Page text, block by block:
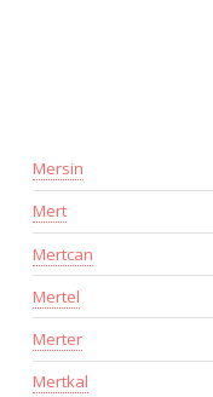
Mersin
Mert
Mertcan
Mertel
Merter
Mertkal